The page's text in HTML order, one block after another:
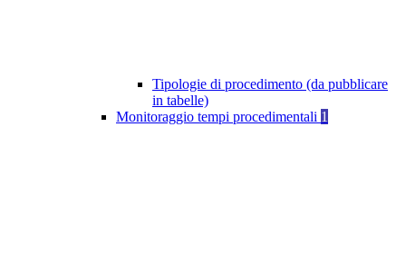
Tipologie di procedimento (da pubblicare
in tabelle)
Monitoraggio tempi procedimentali 1